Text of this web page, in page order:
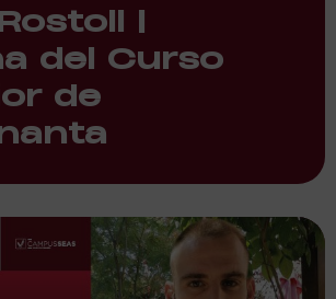
|
del Curso
de